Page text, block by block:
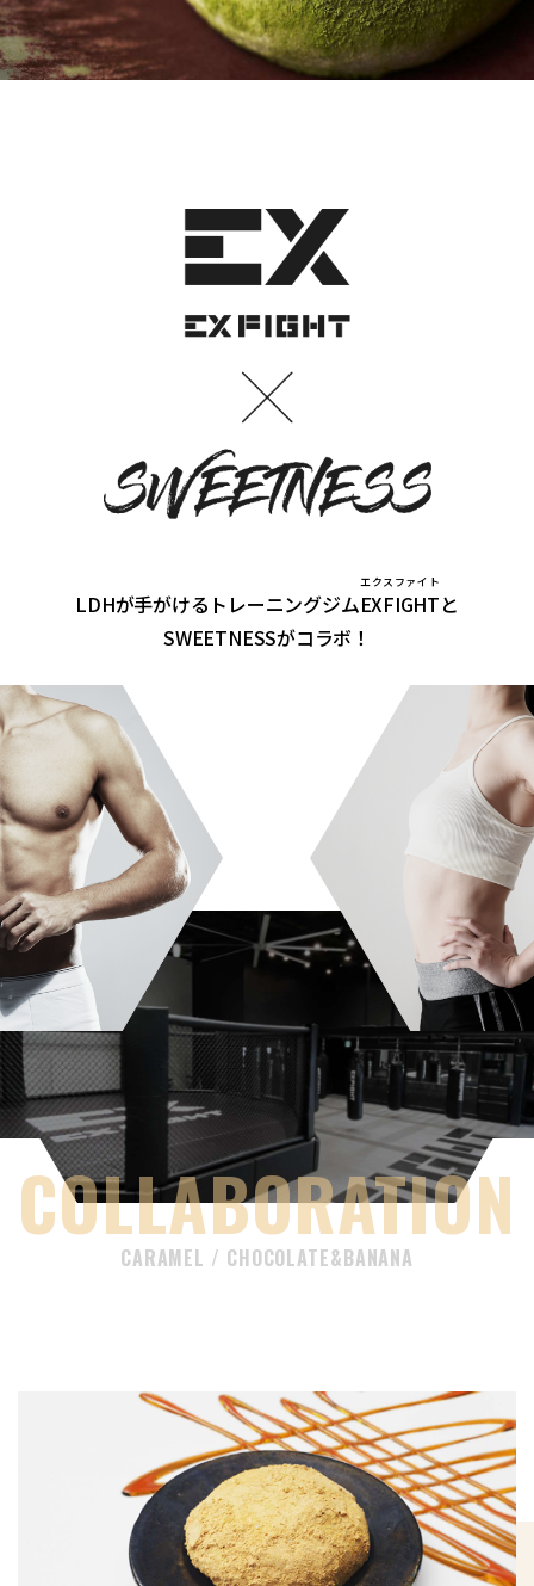
LDHが手がけるトレーニングジムEXFIGHT
エクスファイト
と
SWEETNESSがコラボ！
COLLABORATION
CARAMEL / CHOCOLATE&BANANA